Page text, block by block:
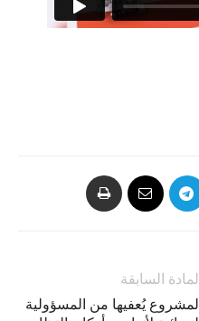
المادة السابقة
المشروع يُعفيها من المسؤولية